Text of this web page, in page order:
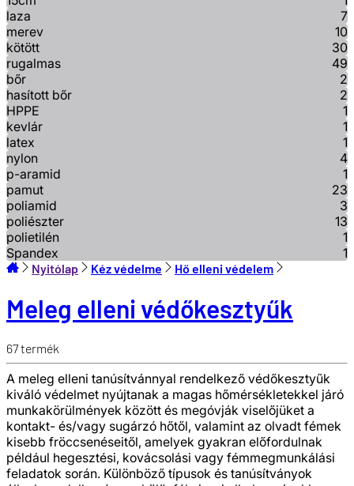
laza
7
merev
10
kötött
30
rugalmas
49
bőr
2
hasított bőr
2
HPPE
1
kevlár
1
latex
1
nylon
4
p-aramid
1
pamut
23
poliamid
3
poliészter
13
polietilén
1
Spandex
1
Nyitólap Kéz védelme Hő elleni védelem
Meleg elleni védőkesztyűk
67termék
A meleg elleni tanúsítvánnyal rendelkező védőkesztyűk
kiváló védelmet nyújtanak a magas hőmérsékletekkel járó
munkakörülmények között és megóvják viselőjüket a
kontakt- és/vagy sugárzó hőtől, valamint az olvadt fémek
kisebb fröccsenéseitől, amelyek gyakran előfordulnak
például hegesztési, kovácsolási vagy fémmegmunkálási
feladatok során. Különböző típusok és tanúsítványok